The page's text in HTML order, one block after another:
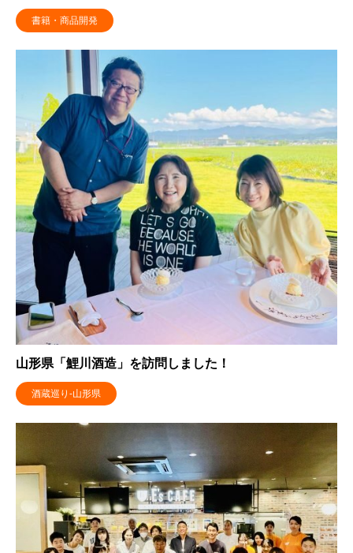
書籍・商品開発
山形県「鯉川酒造」を訪問しました！
酒蔵巡り-山形県